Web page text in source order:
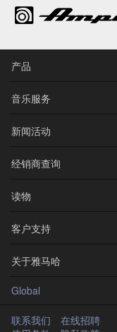
产品
音乐服务
新闻活动
经销商查询
读物
客户支持
关于雅马哈
Global
联系我们
在线招聘